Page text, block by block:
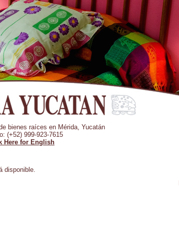
bienes raíces en Mérida, Yucatán
(+52) 999-923-7615
Here for English
disponible.